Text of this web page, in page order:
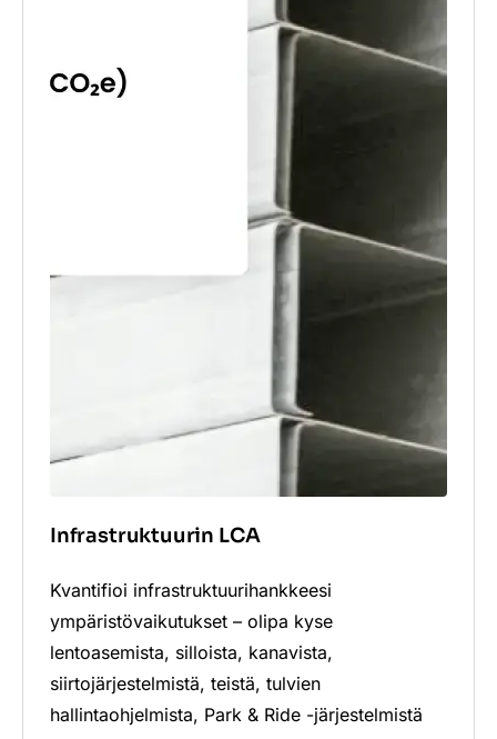
Infrastruktuurin LCA
Kvantifioi infrastruktuurihankkeesi
ympäristövaikutukset – olipa kyse
lentoasemista, silloista, kanavista,
siirtojärjestelmistä, teistä, tulvien
hallintaohjelmista, Park & Ride -järjestelmistä